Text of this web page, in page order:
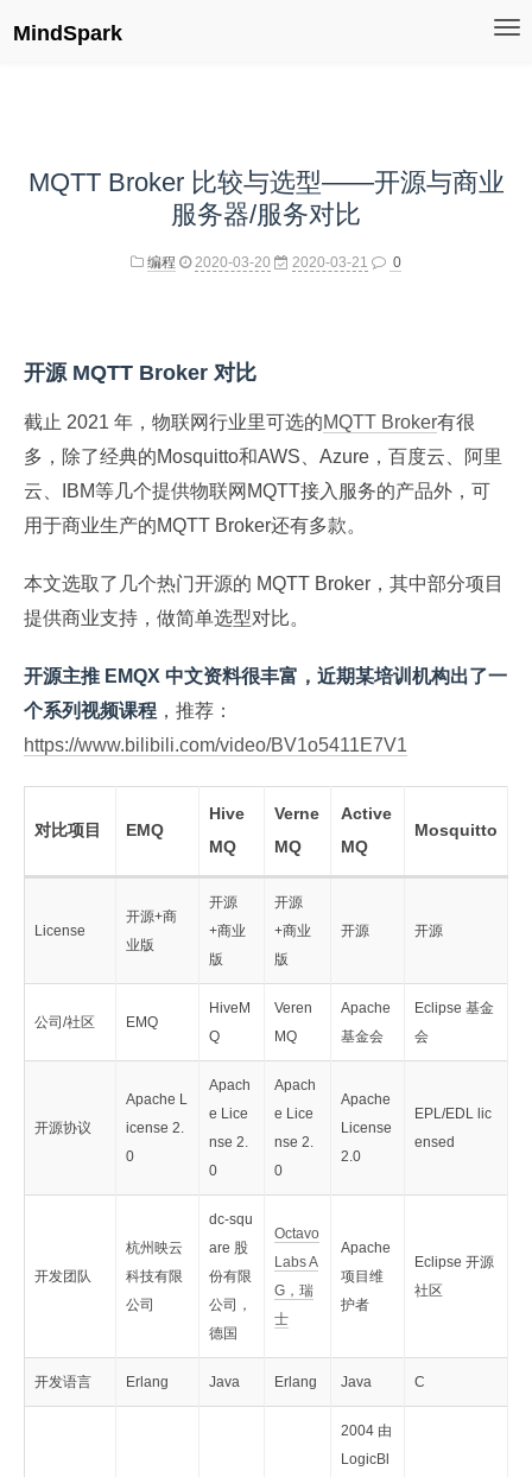
MindSpark
MQTT Broker 比较与选型——开源与商业
服务器/服务对比
编程 2020-03-20 2020-03-21 0
开源 MQTT Broker 对比
截止 2021 年，物联网行业里可选的MQTT Broker有很
多，除了经典的Mosquitto和AWS、Azure，百度云、阿里
云、IBM等几个提供物联网MQTT接入服务的产品外，可
用于商业生产的MQTT Broker还有多款。
本文选取了几个热门开源的 MQTT Broker，其中部分项目
提供商业支持，做简单选型对比。
开源主推 EMQX 中文资料很丰富，近期某培训机构出了一
个系列视频课程 ，推荐：
https://www.bilibili.com/video/BV1o5411E7V1
对比项目 EMQ
Hive
MQ
Verne
MQ
Active
MQ
Mosquitto
License
开源+商
业版
开源
+商业
版
开源
+商业
版
开源 开源
公司/社区 EMQ
HiveM
Q
Veren
MQ
Apache
基金会
Eclipse 基金
会
开源协议
Apache L
icense 2.
0
Apach
e Lice
nse 2.
0
Apach
e Lice
nse 2.
0
Apache
License
2.0
EPL/EDL lic
ensed
开发团队
杭州映云
科技有限
公司
dc-squ
are 股
份有限
公司，
德国
Octavo
Labs A
G，瑞
士
Apache
项目维
护者
Eclipse 开源
社区
开发语言 Erlang Java Erlang Java C
2004 由
LogicBl